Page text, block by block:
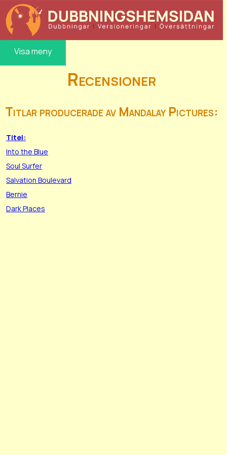
Visa meny
Recensioner
Titlar producerade av Mandalay Pictures:
Titel:
Into the Blue
Soul Surfer
Salvation Boulevard
Bernie
Dark Places